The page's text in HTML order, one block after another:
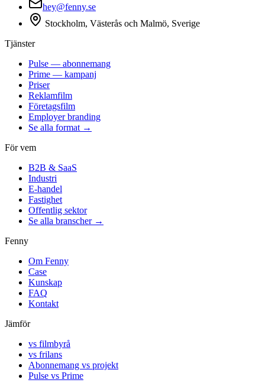
hey@fenny.se
Stockholm, Västerås och Malmö, Sverige
Tjänster
Pulse — abonnemang
Prime — kampanj
Priser
Reklamfilm
Företagsfilm
Employer branding
Se alla format →
För vem
B2B & SaaS
Industri
E-handel
Fastighet
Offentlig sektor
Se alla branscher →
Fenny
Om Fenny
Case
Kunskap
FAQ
Kontakt
Jämför
vs filmbyrå
vs frilans
Abonnemang vs projekt
Pulse vs Prime